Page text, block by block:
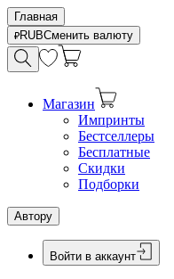
Главная
RUBСменить валюту
Магазин
Импринты
Бестселлеры
Бесплатные
Скидки
Подборки
Автору
Войти в аккаунт